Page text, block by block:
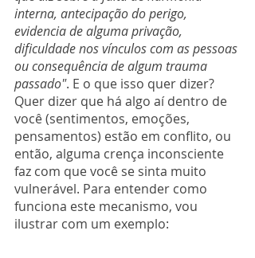
interna, antecipação do perigo,
evidencia de alguma privação,
dificuldade nos vínculos com as pessoas
ou consequência de algum trauma
passado". E o que isso quer dizer?
Quer dizer que há algo aí dentro de
você (sentimentos, emoções,
pensamentos) estão em conflito, ou
então, alguma crença inconsciente
faz com que você se sinta muito
vulnerável. Para entender como
funciona este mecanismo, vou
ilustrar com um exemplo: